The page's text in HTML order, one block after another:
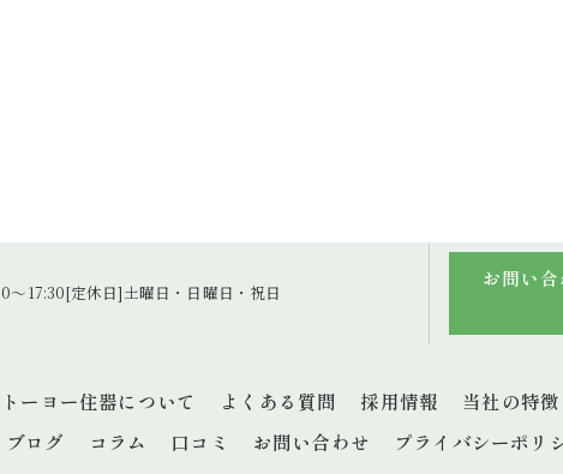
～17:30[定休日]土曜日・日曜日・祝日
お問い
ーヨー住器について よくある質問 採用情報 当社の特徴
ブログ コラム 口コミ お問い合わせ
プライバシーポリ